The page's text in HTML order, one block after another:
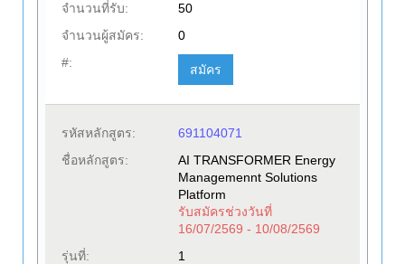
จำนวนที่รับ:
50
จำนวนผู้สมัคร:
0
#:
สมัคร
รหัสหลักสูตร:
691104071
ชื่อหลักสูตร:
AI TRANSFORMER Energy
Managemennt Solutions
Platform
รับสมัครช่วงวันที่
16/07/2569 - 10/08/2569
รุ่นที่:
1